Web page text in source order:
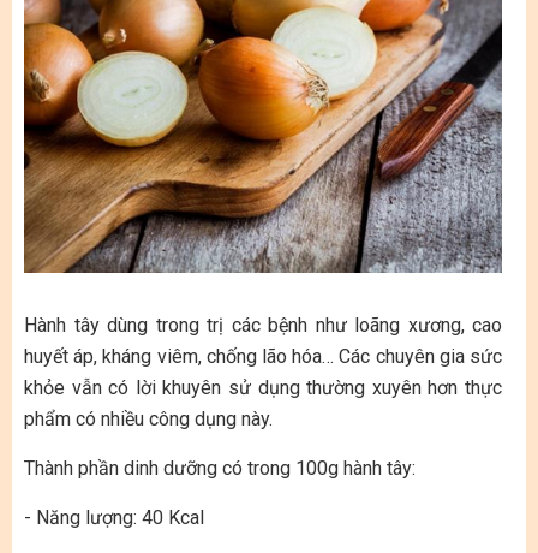
Hành tây dùng trong trị các bệnh như loãng xương, cao
huyết áp, kháng viêm, chống lão hóa… Các chuyên gia sức
khỏe vẫn có lời khuyên sử dụng thường xuyên hơn thực
phẩm có nhiều công dụng này.
Thành phần dinh dưỡng có trong 100g hành tây:
- Năng lượng: 40 Kcal